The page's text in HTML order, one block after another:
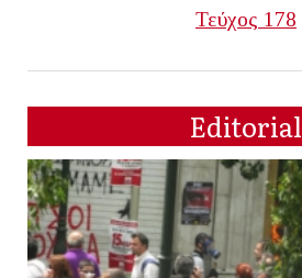
Τεύχος 178
Editorial